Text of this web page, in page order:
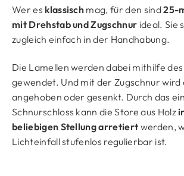
Wer es klassisch mag, für den sind25-
mit Drehstab und Zugschnur ideal. Sie
zugleich einfach in der Handhabung.
Die Lamellen werden dabei mithilfe
gewendet. Und mit der Zugschnur wird
angehoben oder gesenkt. Durch das
Schnurschloss kann die Store aus Holz
beliebigen Stellung arretiert werden,
Lichteinfall stufenlos regulierbar ist.